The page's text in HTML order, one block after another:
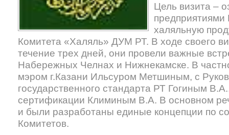
Цель визита –
халяльную
Комитета «Халяль» ДУМ РТ. В ходе своего
течение трех дней, они провели важные
Набережных Челнах и Нижнекамске. В
мэром г.Казани Ильсуром Метшиным, с
государственного стандарта РТ Гогиным
сертификации Климиным В.А. В основном
и были разработаны единые концепции по
Комитетов.